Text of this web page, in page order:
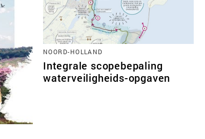
NOORD-HOLLAND
Integrale scopebepaling
waterveiligheids-opgaven